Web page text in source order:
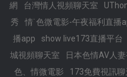
網
台灣情人視頻聊天室
秀
情˙色微電影-午夜福利直播
播app
show live173直播平台
城視頻聊天室
日本色情AV人
色、情微電影
173免費視訊聊